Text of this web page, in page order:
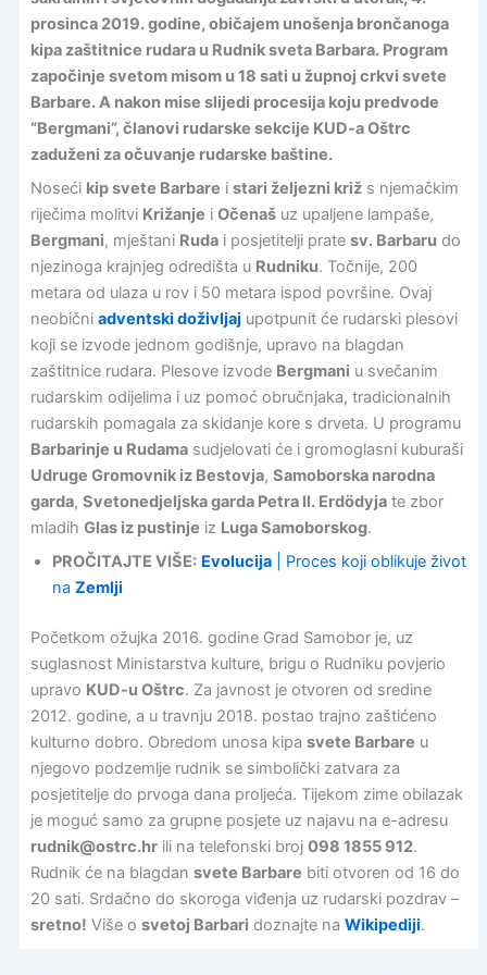
prosinca 2019. godine, običajem unošenja brončanoga
kipa zaštitnice rudara u Rudnik sveta Barbara. Program
započinje svetom misom u 18 sati u župnoj crkvi svete
Barbare. A nakon mise slijedi procesija koju predvode
“Bergmani”, članovi rudarske sekcije KUD-a Oštrc
zaduženi za očuvanje rudarske baštine.
Noseći kip svete Barbare i stari željezni križs njemačkim
riječima molitvi Križanje i Očenašuz upaljene lampaše,
Bergmani, mještani Rudai posjetitelji prate sv. Barbaru do
njezinoga krajnjeg odredišta u Rudniku. Točnije, 200
metara od ulaza u rov i 50 metara ispod površine. Ovaj
neobični adventski doživljaj upotpunit će rudarski plesovi
koji se izvode jednom godišnje, upravo na blagdan
zaštitnice rudara. Plesove izvode Bergmani u svečanim
rudarskim odijelima i uz pomoć obručnjaka, tradicionalnih
rudarskih pomagala za skidanje kore s drveta. U programu
Barbarinje u Rudamasudjelovati će i gromoglasni kuburaši
Udruge Gromovnik iz Bestovja, Samoborska narodna
garda, Svetonedjeljska garda Petra II. Erdödyjate zbor
mladih Glas iz pustinje iz Luga Samoborskog.
PROČITAJTE VIŠE: Evolucija| Proces koji oblikuje život
na Zemlji
Početkom ožujka 2016. godine Grad Samobor je, uz
suglasnost Ministarstva kulture, brigu o Rudniku povjerio
upravo KUD-u Oštrc. Za javnost je otvoren od sredine
2012. godine, a u travnju 2018. postao trajno zaštićeno
kulturno dobro. Obredom unosa kipa svete Barbare u
njegovo podzemlje rudnik se simbolički zatvara za
posjetitelje do prvoga dana proljeća. Tijekom zime obilazak
je moguć samo za grupne posjete uz najavu na e-adresu
rudnik@ostrc.hrili na telefonski broj 098 1855 912.
Rudnik će na blagdan svete Barbare biti otvoren od 16 do
20 sati. Srdačno do skoroga viđenja uz rudarski pozdrav –
sretno! Više o svetoj Barbari doznajte na Wikipediji.